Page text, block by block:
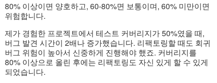
80% 이상이면 양호하고, 60-80%면 보통이며, 60% 미만이면
위험합니다.
제가 경험한 프로젝트에서 테스트 커버리지가 50%였을 때,
버그 발견 시간이 2배나 증가했습니다. 리팩토링할 때도 회귀
버그 위험이 높아서 신중하게 진행해야 했죠. 커버리지를
80% 이상으로 올린 후에는 리팩토링도 자신 있게 할 수 있게
되었습니다.